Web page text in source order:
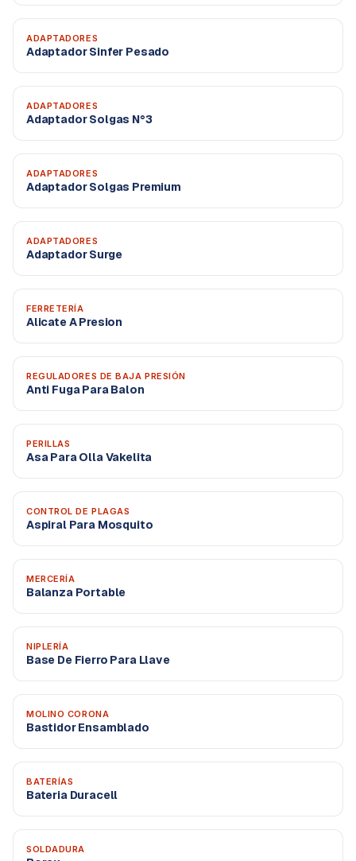
ADAPTADORES
Adaptador Sinfer Pesado
ADAPTADORES
Adaptador Solgas N°3
ADAPTADORES
Adaptador Solgas Premium
ADAPTADORES
Adaptador Surge
FERRETERÍA
Alicate A Presion
REGULADORES DE BAJA PRESIÓN
Anti Fuga Para Balon
PERILLAS
Asa Para Olla Vakelita
CONTROL DE PLAGAS
Aspiral Para Mosquito
MERCERÍA
Balanza Portable
NIPLERÍA
Base De Fierro Para Llave
MOLINO CORONA
Bastidor Ensamblado
BATERÍAS
Bateria Duracell
SOLDADURA